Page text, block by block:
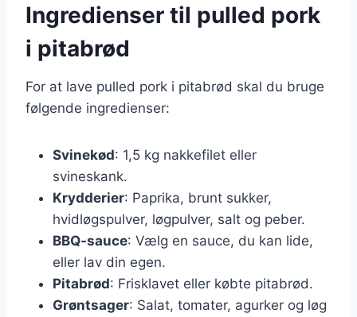
Ingredienser til pulled pork
i pitabrød
For at lave pulled pork i pitabrød skal du bruge
følgende ingredienser:
Svinekød: 1,5 kg nakkefilet eller
svineskank.
Krydderier: Paprika, brunt sukker,
hvidløgspulver, løgpulver, salt og peber.
BBQ-sauce: Vælg en sauce, du kan lide,
eller lav din egen.
Pitabrød: Frisklavet eller købte pitabrød.
Grøntsager: Salat, tomater, agurker og løg